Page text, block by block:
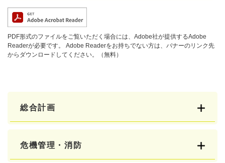
PDF形式のファイルをご覧いただく場合には、Adobe社が提供するAdobe
Readerが必要です。
Adobe Readerをお持ちでない方は、バナーのリンク先
からダウンロードしてください。（無料）
総合計画
危機管理・消防